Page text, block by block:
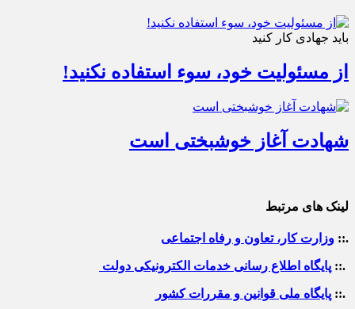
باید جهادی کار کنید
از مسئولیت خود، سوء استفاده نکنید!
شهادت آغاز خوشبختی است
لینک های مرتبط
.:: وزارت کار، تعاون و رفاه اجتماعی
.:: پایگاه اطلاع رسانی خدمات الکترونیکی دولت
.:: پایگاه ملی قوانین و مقررات کشور